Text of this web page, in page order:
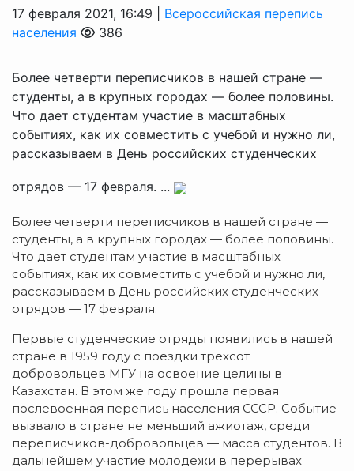
17 февраля 2021, 16:49 | Всероссийская перепись
населения
386
Более четверти переписчиков в нашей стране —
студенты, а в крупных городах — более половины.
Что дает студентам участие в масштабных
событиях, как их совместить с учебой и нужно ли,
рассказываем в День российских студенческих
отрядов — 17 февраля. ...
Более четверти переписчиков в нашей стране —
студенты, а в крупных городах — более половины.
Что дает студентам участие в масштабных
событиях, как их совместить с учебой и нужно ли,
рассказываем в День российских студенческих
отрядов — 17 февраля.
Первые студенческие отряды появились в нашей
стране в 1959 году с поездки трехсот
добровольцев МГУ на освоение целины в
Казахстан. В этом же году прошла первая
послевоенная перепись населения СССР. Событие
вызвало в стране не меньший ажиотаж, среди
переписчиков-добровольцев — масса студентов. В
дальнейшем участие молодежи в перерывах